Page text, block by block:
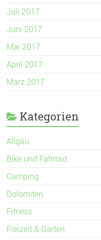
Juli 2017
Juni 2017
Mai 2017
April 2017
März 2017
Kategorien
Allgäu
Bike und Fahrrad
Camping
Dolomiten
Fitness
Freizeit & Garten